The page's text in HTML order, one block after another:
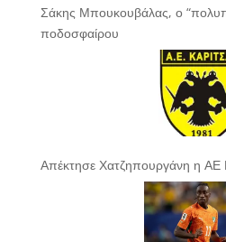
Σάκης Μπουκουβάλας, ο
ποδοσφαίρου
Απέκτησε Χατζηπουργάνη η ΑΕ